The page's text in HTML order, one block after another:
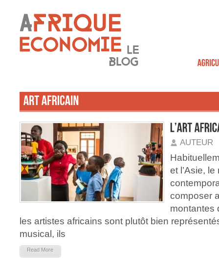
AUTEUR
et l’Asie, le
composer
montantes
les artistes africains sont plutôt bien
musical, ils
Read More